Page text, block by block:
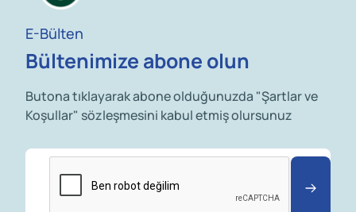
E-Bülten
Bültenimize abone olun
Butona tıklayarak abone olduğunuzda "Şartlar ve
Koşullar" sözleşmesini kabul etmiş olursunuz